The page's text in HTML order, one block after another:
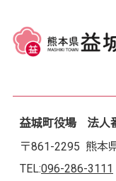
益城町役場 法人
〒861-2295 熊本
TEL:096-286-3111